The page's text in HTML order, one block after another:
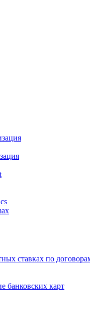
ставках по
банковских карт